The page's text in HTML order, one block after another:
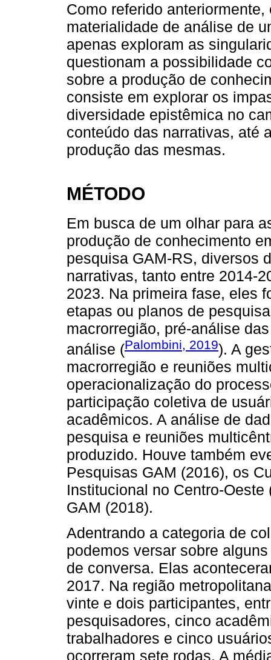
Como referido
materialidade de análise de
apenas exploram as
questionam a possibilidade
sobre a produção de
consiste em explorar os
diversidade epistêmica no
conteúdo das narrativas, até
produção das mesmas.
MÉTODO
Em busca de um olhar para
produção de conhecimento
pesquisa GAM-RS, diversos
narrativas, tanto entre 2014-
2023. Na primeira fase, eles
etapas ou planos de
macrorregião, pré-análise
análise (Palombini, 2019). A
macrorregião e reuniões
operacionalização do
participação coletiva de
acadêmicos. A análise de
pesquisa e reuniões
produzido. Houve também
Pesquisas GAM (2016), os
Institucional no Centro-
GAM (2018).
Adentrando a categoria de
podemos versar sobre
de conversa. Elas
2017. Na região
vinte e dois participantes,
pesquisadores, cinco
trabalhadores e cinco
ocorreram sete rodas. A